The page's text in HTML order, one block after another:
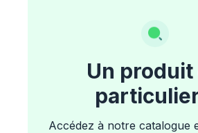
Un produit
Accédez à notre catalogue